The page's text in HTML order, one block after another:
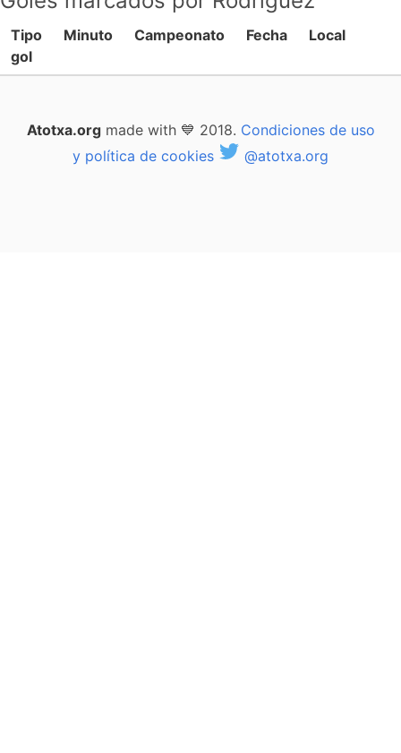
Tipo
gol
Minuto Campeonato Fecha Local
Atotxa.orgmade with 💙 2018. Condiciones de uso
y política de cookies
@atotxa.org